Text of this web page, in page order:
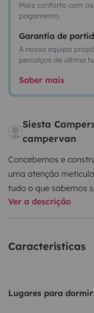
Mais conforto com
pagamento
Garantia de
A nossa equipa
percalços de última
Saber mais
Siesta
campervan
Concebemos e
uma atenção
tudo o que sabemos
perfeita.A Siesta
madeira finamente
passageiro da frente
Ver a descrição
Características
Lugares para dormir